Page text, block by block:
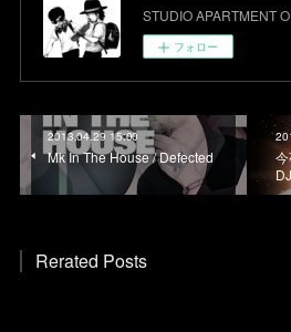
STUDIO APARTMENT
フォロー
2013.04.29 15:00
Mk In The House / Defected
Rerated Posts